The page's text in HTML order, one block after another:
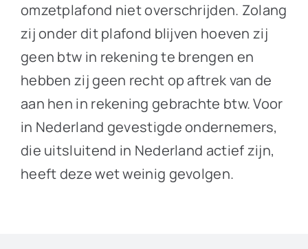
omzetplafond niet overschrijden. Zolang
zij onder dit plafond blijven hoeven zij
geen btw in rekening te brengen en
hebben zij geen recht op aftrek van de
aan hen in rekening gebrachte btw. Voor
in Nederland gevestigde ondernemers,
die uitsluitend in Nederland actief zijn,
heeft deze wet weinig gevolgen.